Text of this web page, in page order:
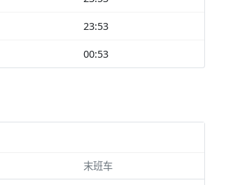
23:53
00:53
末班车